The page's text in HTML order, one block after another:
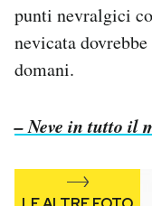
NEWSLETTER
punti nevralgici
nevicata
domani.
– Neve in tutto il